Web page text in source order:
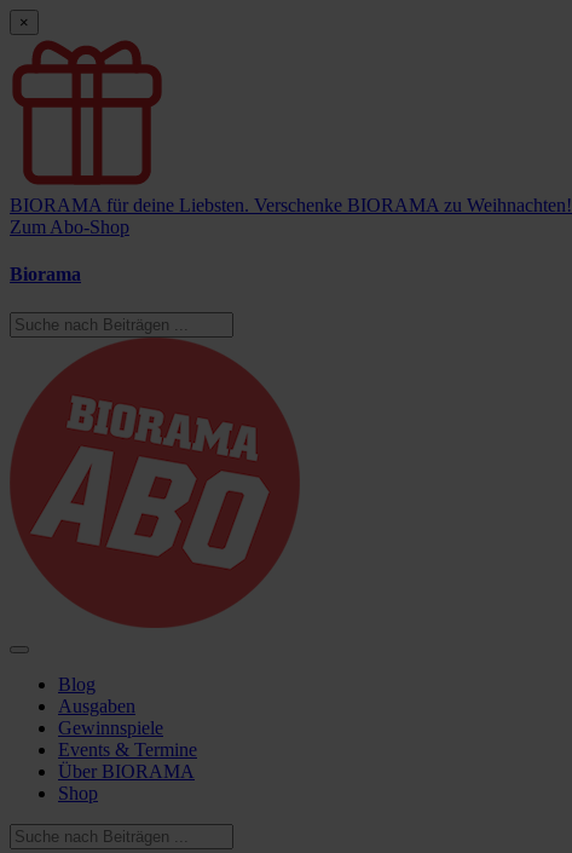
×
BIORAMA für deine Liebsten. Verschenke BIORAMA zu Weihnachten!
Zum Abo-Shop
Biorama
Blog
Ausgaben
Gewinnspiele
Events & Termine
Über BIORAMA
Shop